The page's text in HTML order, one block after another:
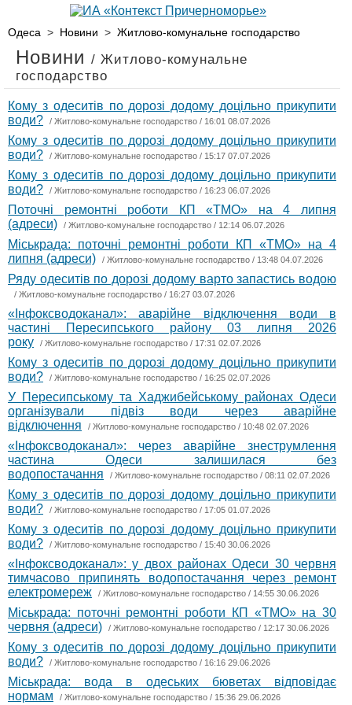
Одеса > Новини > Житлово-комунальне господарство
Новини / Житлово-комунальне
господарство
Кому з одеситів по дорозі додому доцільно прикупити
води?
/ Житлово-комунальне господарство / 16:01 08.07.2026
Кому з одеситів по дорозі додому доцільно прикупити
води?
/ Житлово-комунальне господарство / 15:17 07.07.2026
Кому з одеситів по дорозі додому доцільно прикупити
води?
/ Житлово-комунальне господарство / 16:23 06.07.2026
Поточні ремонтні роботи КП «ТМО» на 4 липня
(адреси)
/ Житлово-комунальне господарство / 12:14 06.07.2026
Міськрада: поточні ремонтні роботи КП «ТМО» на 4
липня (адреси)
/ Житлово-комунальне господарство / 13:48 04.07.2026
Ряду одеситів по дорозі додому варто запастись водою
/ Житлово-комунальне господарство / 16:27 03.07.2026
«Інфоксводоканал»: аварійне відключення води в
частині Пересипського району 03 липня 2026
року
/ Житлово-комунальне господарство / 17:31 02.07.2026
Кому з одеситів по дорозі додому доцільно прикупити
води?
/ Житлово-комунальне господарство / 16:25 02.07.2026
У Пересипському та Хаджибейському районах Одеси
організували підвіз води через аварійне
відключення
/ Житлово-комунальне господарство / 10:48 02.07.2026
«Інфоксводоканал»: через аварійне знеструмлення
частина Одеси залишилася без
водопостачання
/ Житлово-комунальне господарство / 08:11 02.07.2026
Кому з одеситів по дорозі додому доцільно прикупити
води?
/ Житлово-комунальне господарство / 17:05 01.07.2026
Кому з одеситів по дорозі додому доцільно прикупити
води?
/ Житлово-комунальне господарство / 15:40 30.06.2026
«Інфоксводоканал»: у двох районах Одеси 30 червня
тимчасово припинять водопостачання через ремонт
електромереж
/ Житлово-комунальне господарство / 14:55 30.06.2026
Міськрада: поточні ремонтні роботи КП «ТМО» на 30
червня (адреси)
/ Житлово-комунальне господарство / 12:17 30.06.2026
Кому з одеситів по дорозі додому доцільно прикупити
води?
/ Житлово-комунальне господарство / 16:16 29.06.2026
Міськрада: вода в одеських бюветах відповідає
нормам
/ Житлово-комунальне господарство / 15:36 29.06.2026